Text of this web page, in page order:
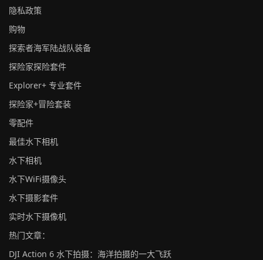
隐私政策
购物
探索者海军陆战队装备
探险家探险套件
Explorer+ 专业套件
探险家+冒险套装
零配件
最佳水下相机
水下相机
水下WiFi摄像头
水下摄影套件
实时水下摄像机
热门文章：
DJI Action 6 水下拍摄：海洋拍摄的一大飞跃